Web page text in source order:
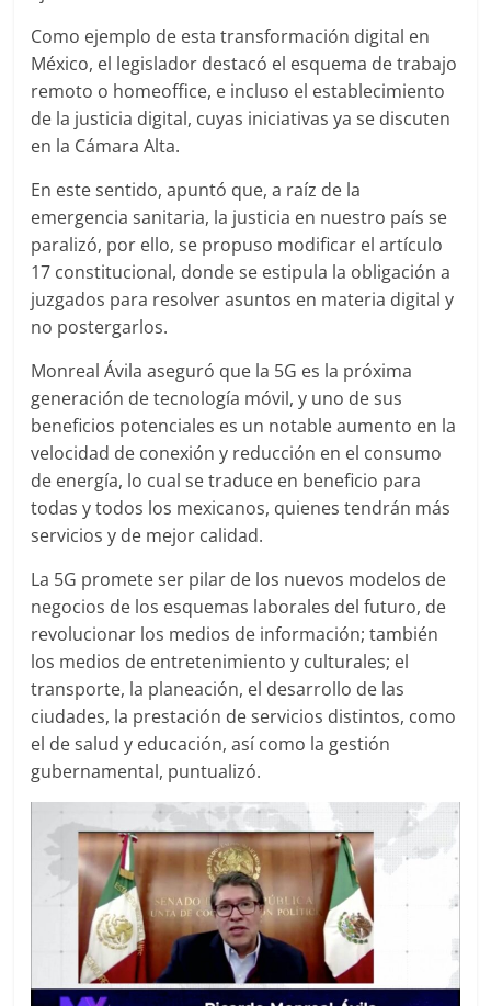
Como ejemplo de esta transformación digital en
México, el legislador destacó el esquema de trabajo
remoto o homeoffice, e incluso el establecimiento
de la justicia digital, cuyas iniciativas ya se discuten
en la Cámara Alta.
En este sentido, apuntó que, a raíz de la
emergencia sanitaria, la justicia en nuestro país se
paralizó, por ello, se propuso modificar el artículo
17 constitucional, donde se estipula la obligación a
juzgados para resolver asuntos en materia digital y
no postergarlos.
Monreal Ávila aseguró que la 5G es la próxima
generación de tecnología móvil, y uno de sus
beneficios potenciales es un notable aumento en la
velocidad de conexión y reducción en el consumo
de energía, lo cual se traduce en beneficio para
todas y todos los mexicanos, quienes tendrán más
servicios y de mejor calidad.
La 5G promete ser pilar de los nuevos modelos de
negocios de los esquemas laborales del futuro, de
revolucionar los medios de información; también
los medios de entretenimiento y culturales; el
transporte, la planeación, el desarrollo de las
ciudades, la prestación de servicios distintos, como
el de salud y educación, así como la gestión
gubernamental, puntualizó.